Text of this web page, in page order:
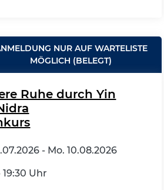
NUR AUF WARTELISTE
MÖGLICH (BELEGT)
Ruhe durch Yin
- Mo. 10.08.2026
19:30 Uhr